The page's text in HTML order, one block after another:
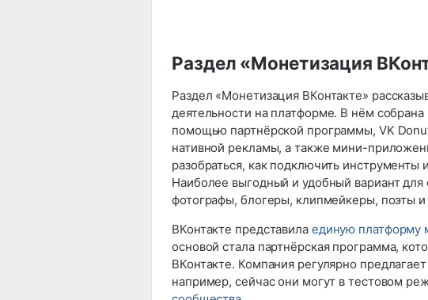
Раздел «Монетизация
Раздел «Монетизация ВКонтакте»
деятельности на платформе. В нём
помощью партнёрской программы, VK
нативной рекламы, а также мини-
разобраться, как подключить инструменты
Наиболее выгодный и удобный вариант
фотографы, блогеры, клипмейкеры, поэты
ВКонтакте представила единую платформу
основой стала партнёрская программа,
ВКонтакте. Компания регулярно
например, сейчас они могут в тестовом